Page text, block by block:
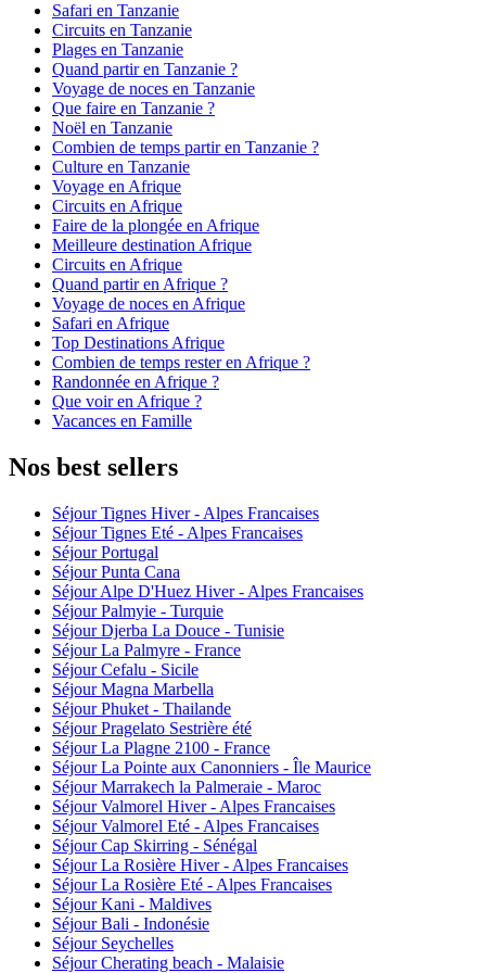
Safari en Tanzanie
Circuits en Tanzanie
Plages en Tanzanie
Quand partir en Tanzanie ?
Voyage de noces en Tanzanie
Que faire en Tanzanie ?
Noël en Tanzanie
Combien de temps partir en Tanzanie ?
Culture en Tanzanie
Voyage en Afrique
Circuits en Afrique
Faire de la plongée en Afrique
Meilleure destination Afrique
Circuits en Afrique
Quand partir en Afrique ?
Voyage de noces en Afrique
Safari en Afrique
Top Destinations Afrique
Combien de temps rester en Afrique ?
Randonnée en Afrique ?
Que voir en Afrique ?
Vacances en Famille
Nos best sellers
Séjour Tignes Hiver - Alpes Francaises
Séjour Tignes Eté - Alpes Francaises
Séjour Portugal
Séjour Punta Cana
Séjour Alpe D'Huez Hiver - Alpes Francaises
Séjour Palmyie - Turquie
Séjour Djerba La Douce - Tunisie
Séjour La Palmyre - France
Séjour Cefalu - Sicile
Séjour Magna Marbella
Séjour Phuket - Thailande
Séjour Pragelato Sestrière été
Séjour La Plagne 2100 - France
Séjour La Pointe aux Canonniers - Île Maurice
Séjour Marrakech la Palmeraie - Maroc
Séjour Valmorel Hiver - Alpes Francaises
Séjour Valmorel Eté - Alpes Francaises
Séjour Cap Skirring - Sénégal
Séjour La Rosière Hiver - Alpes Francaises
Séjour La Rosière Eté - Alpes Francaises
Séjour Kani - Maldives
Séjour Bali - Indonésie
Séjour Seychelles
Séjour Cherating beach - Malaisie